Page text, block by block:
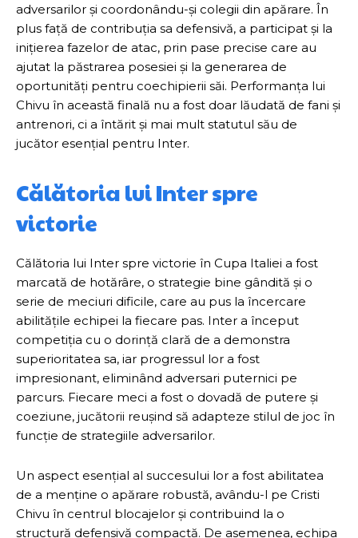
adversarilor și coordonându-și colegii din apărare. În
plus față de contribuția sa defensivă, a participat și la
inițierea fazelor de atac, prin pase precise care au
ajutat la păstrarea posesiei și la generarea de
oportunități pentru coechipierii săi. Performanța lui
Chivu în această finală nu a fost doar lăudată de fani și
antrenori, ci a întărit și mai mult statutul său de
jucător esențial pentru Inter.
Călătoria lui Inter spre
victorie
Călătoria lui Inter spre victorie în Cupa Italiei a fost
marcată de hotărâre, o strategie bine gândită și o
serie de meciuri dificile, care au pus la încercare
abilitățile echipei la fiecare pas. Inter a început
competiția cu o dorință clară de a demonstra
superioritatea sa, iar progressul lor a fost
impresionant, eliminând adversari puternici pe
parcurs. Fiecare meci a fost o dovadă de putere și
coeziune, jucătorii reușind să adapteze stilul de joc în
funcție de strategiile adversarilor.
Un aspect esențial al succesului lor a fost abilitatea
de a menține o apărare robustă, avându-l pe Cristi
Chivu în centrul blocajelor și contribuind la o
structură defensivă compactă. De asemenea, echipa